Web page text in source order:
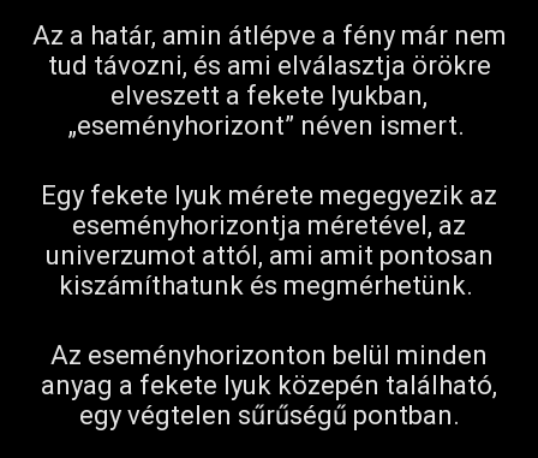
Az a határ, amin átlépve a fény már nem
tud távozni, és ami elválasztja örökre
elveszett a fekete lyukban,
„eseményhorizont” néven ismert.
Egy fekete lyuk mérete megegyezik az
eseményhorizontja méretével, az
univerzumot attól, ami amit pontosan
kiszámíthatunk és megmérhetünk.
Az eseményhorizonton belül minden
anyag a fekete lyuk közepén található,
egy végtelen sűrűségű pontban.